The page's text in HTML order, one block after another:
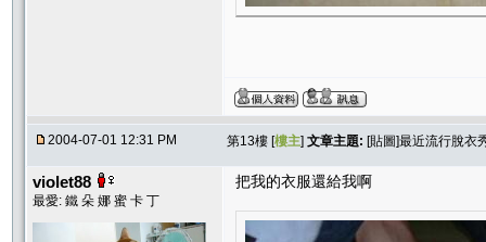
2004-07-01 12:31 PM 第13樓 [樓主] 文章主題: [貼圖]最近流行脫衣
violet88
最愛: 鐵 朵 娜 蜜 卡 丁
把我的衣服還給我啊